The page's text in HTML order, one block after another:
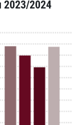
2023/2024